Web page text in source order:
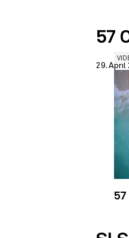
57
29. April
57